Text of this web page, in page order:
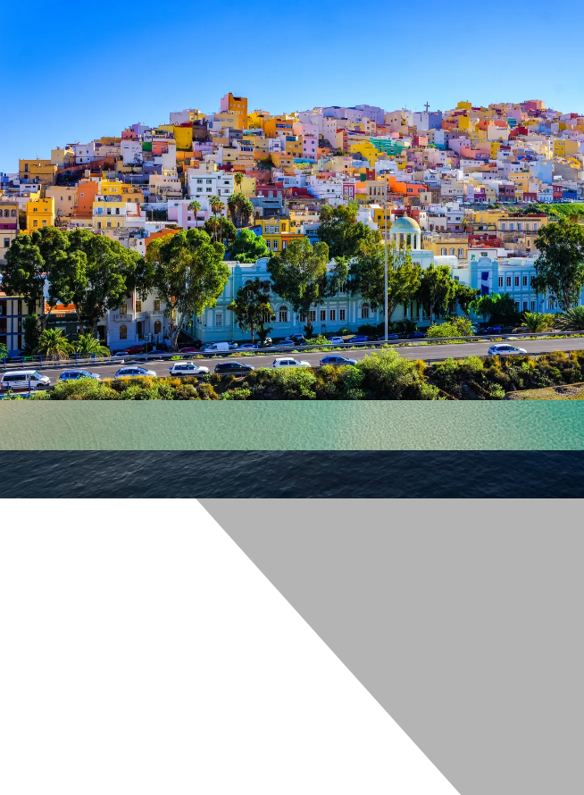
Mit dem Klick auf „geht klar” ermöglichen Sie uns Ihnen über Cookies ein verbessertes
personalisierte Werbung und passende Angebote anzeigen. Über „anpassen” können Sie Ihre
Cookies” werden lediglich technisch notwendige Cookies gespeichert.
Datenschutzerklärung
Cookierichtlinie Impressum
« zurück
Ihre Cookie-Präferenzen verwalten
Wählen Sie, welche Cookies Sie auf check24.de akzeptieren.
Die Cookierichtlinie finden Siehier.
Notwendig